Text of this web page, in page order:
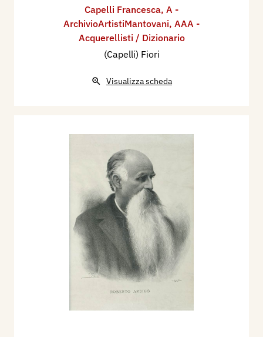
Capelli Francesca, A -
ArchivioArtistiMantovani, AAA -
Acquerellisti / Dizionario
(Capelli) Fiori
Visualizza scheda